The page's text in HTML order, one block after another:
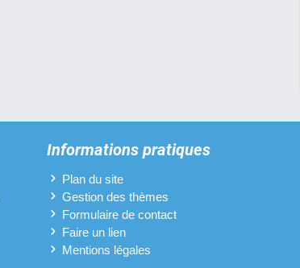
Informations pratiques
Plan du site
Gestion des thèmes
Formulaire de contact
Faire un lien
Mentions légales